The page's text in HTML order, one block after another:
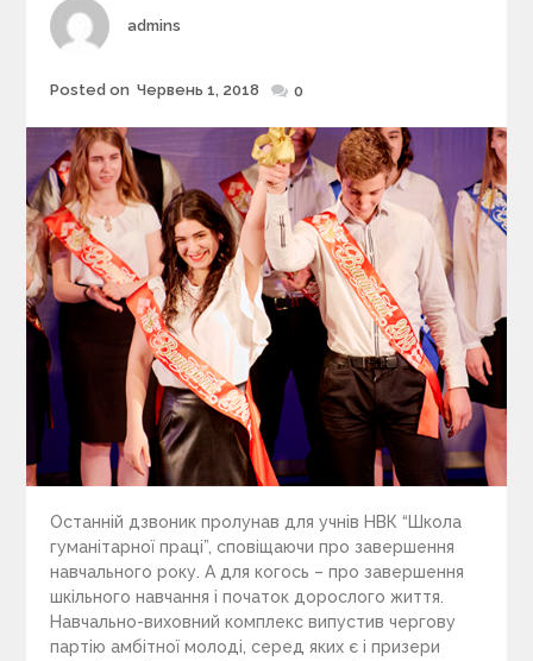
i
e
Author
admins
Posted
Posted on Червень 1, 2018 0
Останній дзвоник пролунав для учнів НВК “Школа
гуманітарної праці”, сповіщаючи про завершення
навчального року. А для когось – про завершення
шкільного навчання і початок дорослого життя.
Навчально-виховний комплекс випустив чергову
партію амбітної молоді, серед яких є і призери